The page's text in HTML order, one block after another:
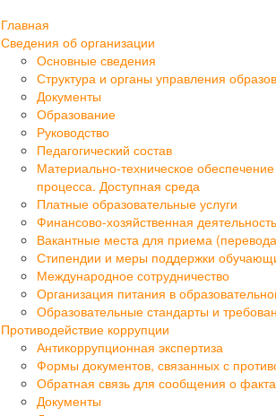
Главная
Сведения об организации
Основные сведения
Структура и органы управления
Документы
Образование
Руководство
Педагогический состав
Материально-техническое
процесса. Доступная среда
Платные образовательные услуги
Финансово-хозяйственная деятельность
Вакантные места для приема
Стипендии и меры поддержки
Международное сотрудничество
Организация питания в
Образовательные стандарты и
Противодействие коррупции
Антикоррупционная экспертиза
Формы документов, связанных с
Обратная связь для сообщения о
Документы